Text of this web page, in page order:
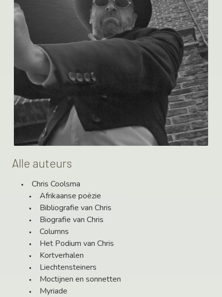
Alle auteurs
Chris Coolsma
Afrikaanse poëzie
Bibliografie van Chris
Biografie van Chris
Columns
Het Podium van Chris
Kortverhalen
Liechtensteiners
Moctijnen en sonnetten
Myriade